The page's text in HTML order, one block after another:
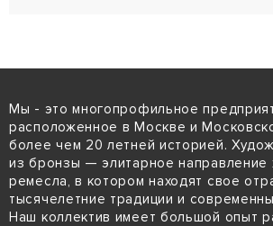
Мы - это многопрофильное
расположенное в Москве и
более чем 20 летней историей.
из бронзы — элитарное направление
ремесла, в котором находят свое
тысячелетние традиции и
Наш коллектив имеет большой опыт